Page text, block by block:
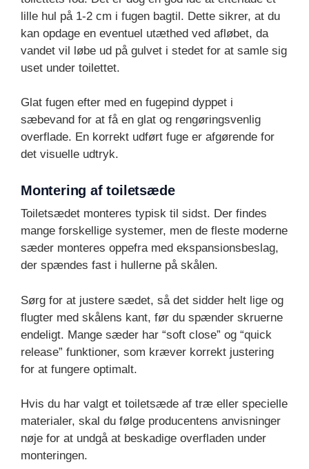
lille hul på 1-2 cm i fugen bagtil. Dette sikrer, at du
kan opdage en eventuel utæthed ved afløbet, da
vandet vil løbe ud på gulvet i stedet for at samle sig
uset under toilettet.
Glat fugen efter med en fugepind dyppet i
sæbevand for at få en glat og rengøringsvenlig
overflade. En korrekt udført fuge er afgørende for
det visuelle udtryk.
Montering af toiletsæde
Toiletsædet monteres typisk til sidst. Der findes
mange forskellige systemer, men de fleste moderne
sæder monteres oppefra med ekspansionsbeslag,
der spændes fast i hullerne på skålen.
Sørg for at justere sædet, så det sidder helt lige og
flugter med skålens kant, før du spænder skruerne
endeligt. Mange sæder har “soft close” og “quick
release” funktioner, som kræver korrekt justering
for at fungere optimalt.
Hvis du har valgt et toiletsæde af træ eller specielle
materialer, skal du følge producentens anvisninger
nøje for at undgå at beskadige overfladen under
monteringen.